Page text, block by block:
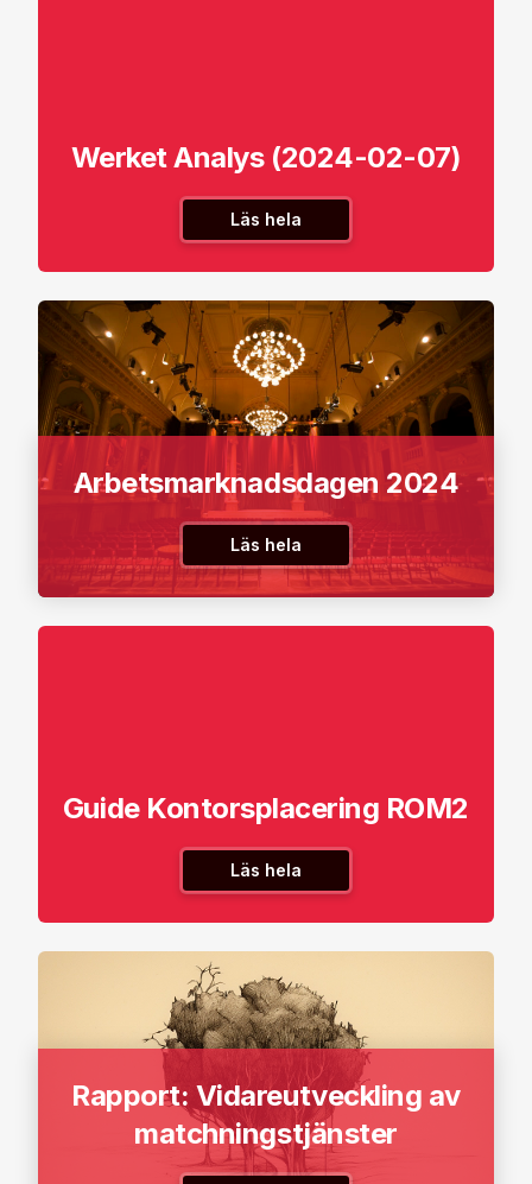
Werket Analys (2024-02-07)
Läs hela
Arbetsmarknadsdagen 2024
Läs hela
Guide Kontorsplacering ROM2
Läs hela
Rapport: Vidareutveckling av
matchningstjänster